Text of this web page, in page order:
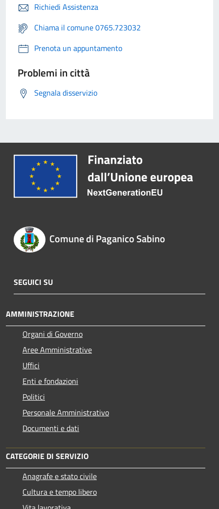
Richiedi Assistenza
Chiama il comune 0765.723032
Prenota un appuntamento
Problemi in città
Segnala disservizio
Comune di Paganico Sabino
SEGUICI SU
AMMINISTRAZIONE
Organi di Governo
Aree Amministrative
Uffici
Enti e fondazioni
Politici
Personale Amministrativo
Documenti e dati
CATEGORIE DI SERVIZIO
Anagrafe e stato civile
Cultura e tempo libero